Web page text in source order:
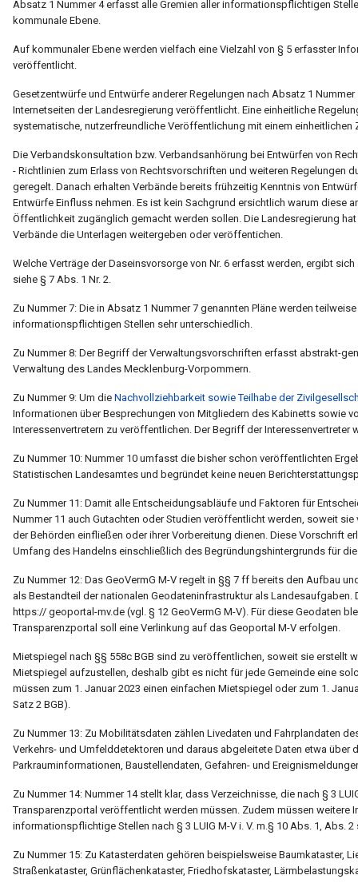
Absatz 1 Nummer 4 erfasst alle Gremien aller informationspflichtigen
kommunale Ebene.
Auf kommunaler Ebene werden vielfach eine Vielzahl von § 5 erfasster
veröffentlicht.
Gesetzentwürfe und Entwürfe anderer Regelungen nach Absatz 1
Internetseiten der Landesregierung veröffentlicht. Eine einheitliche
systematische, nutzerfreundliche Veröffentlichung mit einem einheitlichen
Die Verbandskonsultation bzw. Verbandsanhörung bei Entwürfen von
- Richtlinien zum Erlass von Rechtsvorschriften und weiteren Regelungen
geregelt. Danach erhalten Verbände bereits frühzeitig Kenntnis von
Entwürfe Einfluss nehmen. Es ist kein Sachgrund ersichtlich warum diese
Öffentlichkeit zugänglich gemacht werden sollen. Die Landesregierung
Verbände die Unterlagen weitergeben oder veröffentichen.
Welche Verträge der Daseinsvorsorge von Nr. 6 erfasst werden, ergibt
siehe § 7 Abs. 1 Nr. 2.
Zu Nummer 7: Die in Absatz 1 Nummer 7 genannten Pläne werden
informationspflichtigen Stellen sehr unterschiedlich.
Zu Nummer 8: Der Begriff der Verwaltungsvorschriften erfasst abstrakt-
Verwaltung des Landes Mecklenburg-Vorpommern.
Zu Nummer 9: Um die Nachvollziehbarkeit sowie Teilhabe der
Informationen über Besprechungen von Mitgliedern des Kabinetts sowie
Interessenvertretern zu veröffentlichen. Der Begriff der Interessenvertreter
Zu Nummer 10: Nummer 10 umfasst die bisher schon veröffentlichten
Statistischen Landesamtes und begründet keine neuen
Zu Nummer 11: Damit alle Entscheidungsabläufe und Faktoren für
Nummer 11 auch Gutachten oder Studien veröffentlicht werden, soweit
der Behörden einfließen oder ihrer Vorbereitung dienen. Diese Vorschrift
Umfang des Handelns einschließlich des Begründungshintergrunds für
Zu Nummer 12: Das GeoVermG M-V regelt in §§ 7 ff bereits den Aufbau
als Bestandteil der nationalen Geodateninfrastruktur als
https:// geoportal-mv.de (vgl. § 12 GeoVermG M-V). Für diese Geodaten
Transparenzportal soll eine Verlinkung auf das Geoportal M-V erfolgen.
Mietspiegel nach §§ 558c BGB sind zu veröffentlichen, soweit sie erstellt
Mietspiegel aufzustellen, deshalb gibt es nicht für jede Gemeinde eine
müssen zum 1. Januar 2023 einen einfachen Mietspiegel oder zum 1.
Satz 2 BGB).
Zu Nummer 13: Zu Mobilitätsdaten zählen Livedaten und Fahrplandaten
Verkehrs- und Umfelddetektoren und daraus abgeleitete Daten etwa über
Parkrauminformationen, Baustellendaten, Gefahren- und
Zu Nummer 14: Nummer 14 stellt klar, dass Verzeichnisse, die nach § 3
Transparenzportal veröffentlicht werden müssen. Zudem müssen weitere
informationspflichtige Stellen nach § 3 LUIG M-V i. V. m.§ 10 Abs. 1, Abs.
Zu Nummer 15: Zu Katasterdaten gehören beispielsweise Baumkataster,
Straßenkataster, Grünflächenkataster, Friedhofskataster,